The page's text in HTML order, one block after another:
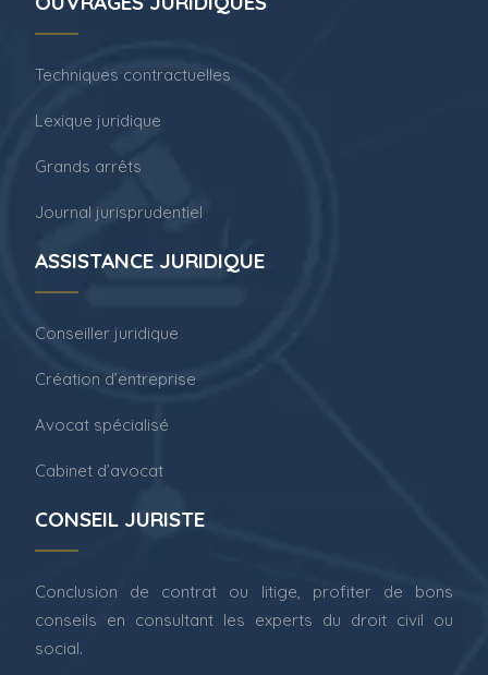
Techniques contractuelles
Lexique juridique
Grands arrêts
Journal jurisprudentiel
ASSISTANCE JURIDIQUE
Conseiller juridique
Création d’entreprise
Avocat spécialisé
Cabinet d’avocat
CONSEIL JURISTE
Conclusion de contrat ou litige, profiter de bons
conseils en consultant les experts du droit civil ou
social.